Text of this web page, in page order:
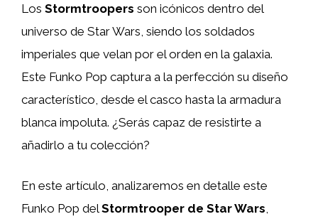
Los Stormtroopers son icónicos dentro del
universo de Star Wars, siendo los soldados
imperiales que velan por el orden en la galaxia.
Este Funko Pop captura a la perfección su diseño
característico, desde el casco hasta la armadura
blanca impoluta. ¿Serás capaz de resistirte a
añadirlo a tu colección?
En este artículo, analizaremos en detalle este
Funko Pop delStormtrooper de Star Wars,